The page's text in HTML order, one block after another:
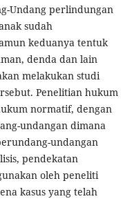
Undang perlindungan
sudah
keduanya tentuk
denda dan lain
melakukan studi
Penelitian hukum
normatif, dengan
undangan dimana
undangan
pendekatan
oleh peneliti
kasus yang telah